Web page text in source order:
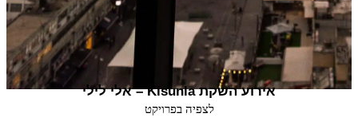
אירוע השקת Kisunla – אלי לילי
לצפיה בפרויקט